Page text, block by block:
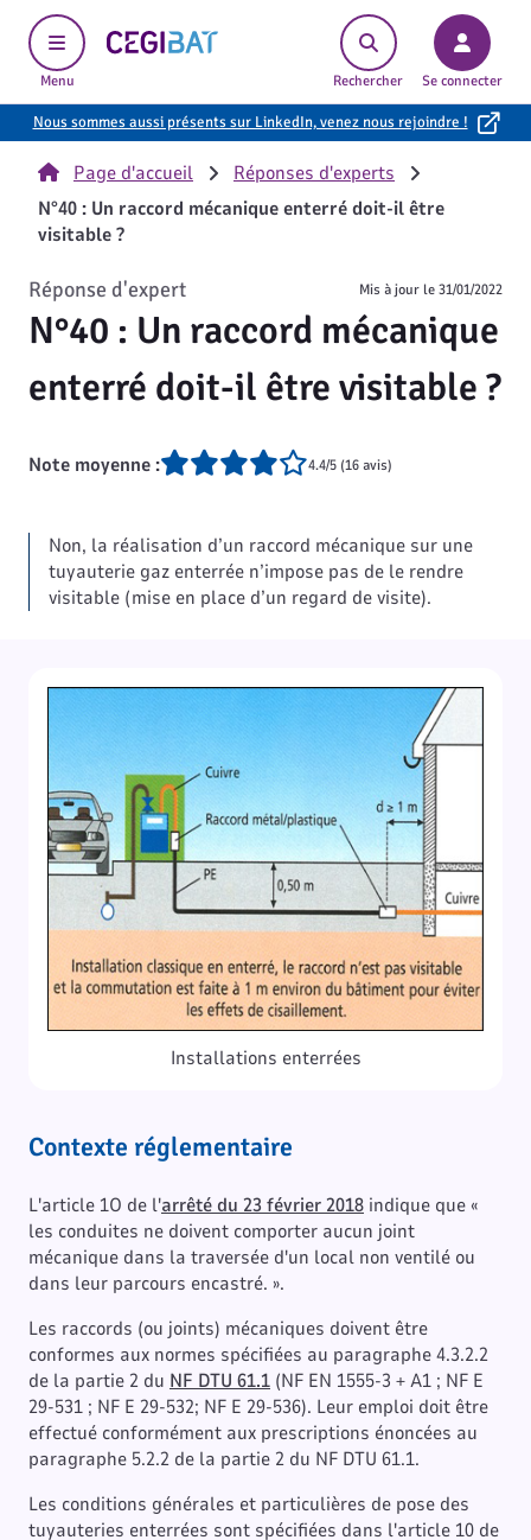
Menu
Cegibat, accueil
Rechercher Se connecter
Nous sommes aussi présents sur LinkedIn, venez nous rejoindre !
Page d'accueil
Réponses d'experts
N°40 : Un raccord mécanique enterré doit-il être
visitable ?
N°40 : Un raccord mécanique
enterré doit-il être visitable ?
Réponse d'expert Mis à jour le31/01/2022
Note moyenne : 4.4/5 (16 avis)
Non, la réalisation d’un raccord mécanique sur une
tuyauterie gaz enterrée n’impose pas de le rendre
visitable (mise en place d’un regard de visite).
Installations enterrées
Contexte réglementaire
L'article 1O de l'arrêté du 23 février 2018​ indique que «
les conduites ne doivent comporter aucun joint
mécanique dans la traversée d'un local non ventilé ou
dans leur parcours encastré. ».
Les raccords (ou joints) mécaniques doivent être
conformes aux normes spécifiées au paragraphe 4.3.2.2
de la partie 2 du NF DTU 61.1 (NF EN 1555-3 + A1 ; NF E
29-531 ; NF E 29-532; NF E 29-536). Leur emploi doit être
effectué conformément aux prescriptions énoncées au
paragraphe 5.2.2 de la partie 2 du NF DTU 61.1.
Les conditions générales et particulières de pose des
tuyauteries enterrées sont spécifiées dans l'article 10 de